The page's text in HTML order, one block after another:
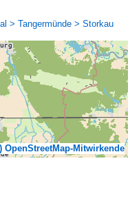
> Tangermünde > Storkau
OpenStreetMap-Mitwirkende